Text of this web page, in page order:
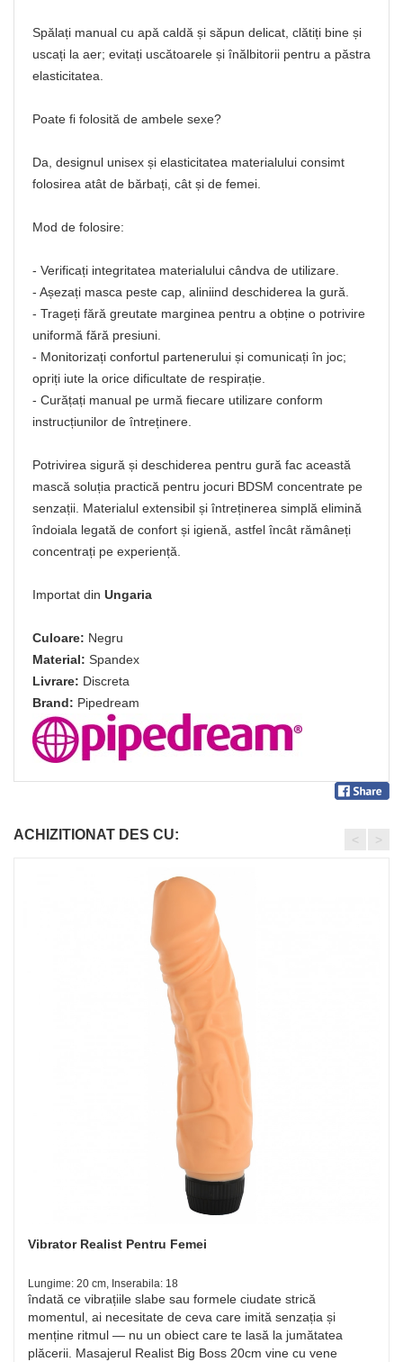
Spălați manual cu apă caldă și săpun delicat, clătiți bine și
uscați la aer; evitați uscătoarele și înălbitorii pentru a păstra
elasticitatea.
Poate fi folosită de ambele sexe?
Da, designul unisex și elasticitatea materialului consimt
folosirea atât de bărbați, cât și de femei.
Mod de folosire:
- Verificați integritatea materialului cândva de utilizare.
- Așezați masca peste cap, aliniind deschiderea la gură.
- Trageți fără greutate marginea pentru a obține o potrivire
uniformă fără presiuni.
- Monitorizați confortul partenerului și comunicați în joc;
opriți iute la orice dificultate de respirație.
- Curățați manual pe urmă fiecare utilizare conform
instrucțiunilor de întreținere.
Potrivirea sigură și deschiderea pentru gură fac această
mască soluția practică pentru jocuri BDSM concentrate pe
senzații. Materialul extensibil și întreținerea simplă elimină
îndoiala legată de confort și igienă, astfel încât rămâneți
concentrați pe experiență.
Importat din Ungaria
Culoare: Negru
Material: Spandex
Livrare: Discreta
Brand: Pipedream
ACHIZITIONAT DES CU:
Vibrator Realist Pentru Femei
Lungime: 20 cm, Inserabila: 18
îndată ce vibrațiile slabe sau formele ciudate strică
momentul, ai necesitate de ceva care imită senzația și
menține ritmul — nu un obiect care te lasă la jumătatea
plăcerii. Masajerul Realist Big Boss 20cm vine cu vene
< >